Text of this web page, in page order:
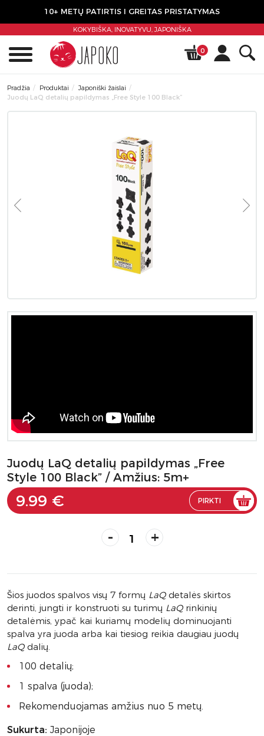
10+ METŲ PATIRTIS I GREITAS PRISTATYMAS
KOKYBIŠKA, INOVATYVU,JAPONIŠKA
0
Pradžia Produktai
Japoniški žaislai
Juodų LaQ detalių papildymas „Free Style 100 Black”
Juodų LaQ detalių papildymas „Free
Style 100 Black” / Amžius: 5m+
9.99 € PIRKTI
- +
Šios juodos spalvos visų 7 formų LaQdetalės skirtos
derinti, jungti ir konstruoti su turimų LaQrinkinių
detalėmis, ypač kai kuriamų modelių dominuojanti
spalva yra juoda arba kai tiesiog reikia daugiau juodų
LaQdalių.
100 detalių;
1 spalva (juoda);
Rekomenduojamas amžius nuo 5 metų.
Sukurta: Japonijoje